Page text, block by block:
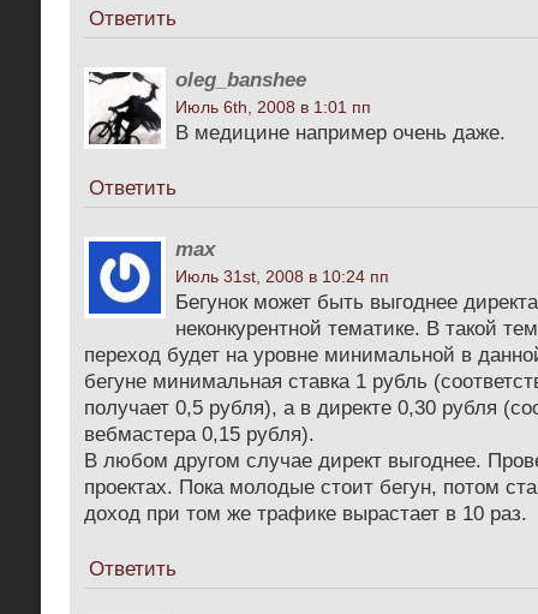
Ответить
oleg_banshee
Июль 6th, 2008 в 1:01 пп
В медицине например очень даже.
Ответить
max
Июль 31st, 2008 в 10:24 пп
Бегунок может быть выгоднее
неконкурентной тематике. В такой
переход будет на уровне минимальной в
бегуне минимальная ставка 1 рубль
получает 0,5 рубля), а в директе 0,30 рубля
вебмастера 0,15 рубля).
В любом другом случае директ выгоднее.
проектах. Пока молодые стоит бегун, потом
доход при том же трафике вырастает в 10 раз.
Ответить